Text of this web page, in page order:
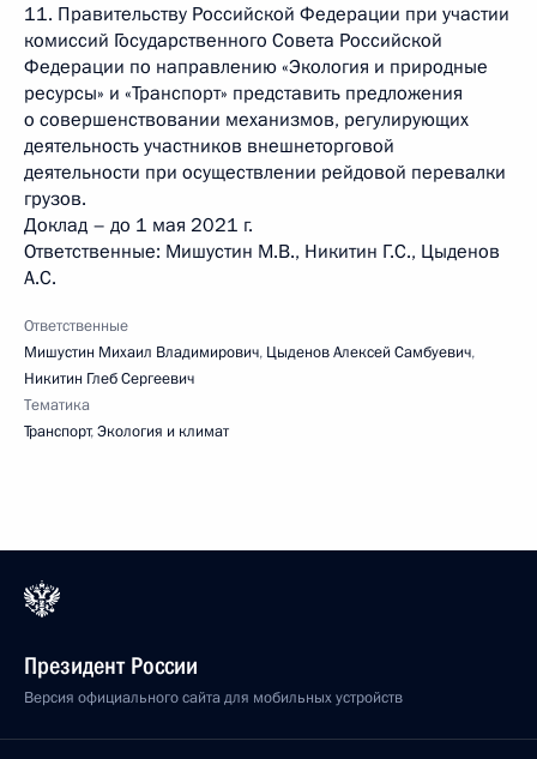
11. Правительству Российской Федерации при участии
комиссий Государственного Совета Российской
Федерации по направлению «Экология и природные
ресурсы» и «Транспорт» представить предложения
о совершенствовании механизмов, регулирующих
деятельность участников внешнеторговой
деятельности при осуществлении рейдовой перевалки
грузов.
Доклад – до 1 мая 2021 г.
Ответственные: Мишустин М.В., Никитин Г.С., Цыденов
A.C.
Ответственные
Мишустин Михаил Владимирович, Цыденов Алексей Самбуевич,
Никитин Глеб Сергеевич
Тематика
Транспорт,Экология и климат
Президент России
Версия официального сайта для мобильных устройств